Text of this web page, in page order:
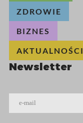
ZDROWIE
BIZNES
AKTUALNOŚCI
Newsletter
e-mail